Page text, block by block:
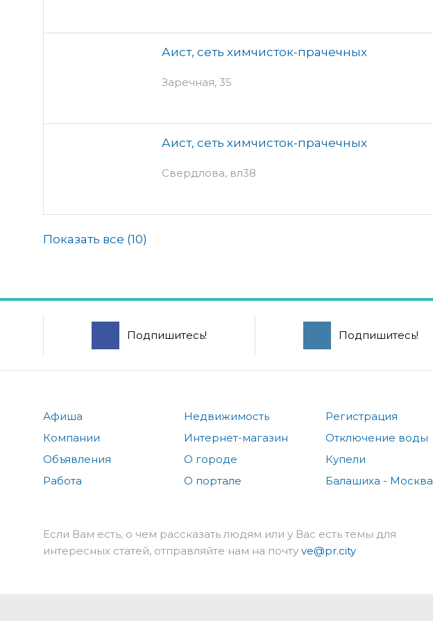
Аист, сеть химчисток-прачечных
Заречная, 35
Аист, сеть химчисток-прачечных
Свердлова, вл38
Показать все (10)
Подпишитесь! Подпишитесь!
Афиша
Компании
Объявления
Работа
Недвижимость
Интернет-магазин
О городе
О портале
Регистрация
Отключение воды
Купели
Балашиха - Москва
Если Вам есть, о чем рассказать людям или у Вас есть темы для
интересных статей, отправляйте нам на почту ve@pr.city